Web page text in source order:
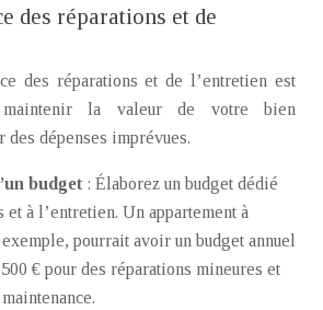
des réparations et de
des réparations et de l’entretien est
maintenir la valeur de votre bien
dépenses imprévues.
budget : Élaborez un budget dédié
et à l’entretien. Un appartement à
pourrait avoir un budget annuel
€ pour des réparations mineures et